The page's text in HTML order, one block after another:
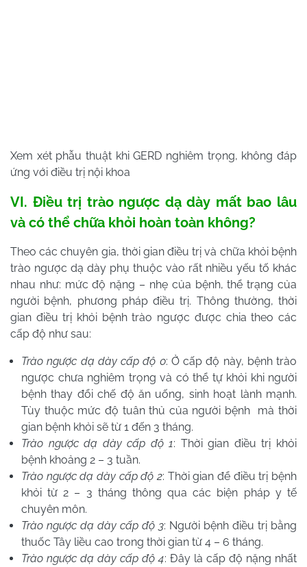
Xem xét phẫu thuật khi GERD nghiêm trọng, không đáp
ứng với điều trị nội khoa
VI. Điều trị trào ngược dạ dày mất bao lâu
và có thể chữa khỏi hoàn toàn không?
Theo các chuyên gia, thời gian điều trị và chữa khỏi bệnh
trào ngược dạ dày phụ thuộc vào rất nhiều yếu tố khác
nhau như: mức độ nặng – nhẹ của bệnh, thể trạng của
người bệnh, phương pháp điều trị. Thông thường, thời
gian điều trị khỏi bệnh trào ngược được chia theo các
cấp độ như sau:
Trào ngược dạ dày cấp độ 0: Ở cấp độ này, bệnh trào
ngược chưa nghiêm trọng và có thể tự khỏi khi người
bệnh thay đổi chế độ ăn uống, sinh hoạt lành mạnh.
Tùy thuộc mức độ tuân thủ của người bệnh mà thời
gian bệnh khỏi sẽ từ 1 đến 3 tháng.
Trào ngược dạ dày cấp độ 1: Thời gian điều trị khỏi
bệnh khoảng 2 – 3 tuần.
Trào ngược dạ dày cấp độ 2: Thời gian để điều trị bệnh
khỏi từ 2 – 3 tháng thông qua các biện pháp y tế
chuyên môn.
Trào ngược dạ dày cấp độ 3: Người bệnh điều trị bằng
thuốc Tây liều cao trong thời gian từ 4 – 6 tháng.
Trào ngược dạ dày cấp độ 4: Đây là cấp độ nặng nhất